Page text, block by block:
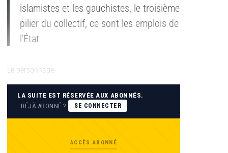
islamistes et les gauchistes, le troisième
pilier du collectif, ce sont les emplois de
l’État
Le personnage
LA SUITE EST RÉSERVÉE AUX ABONNÉS.
DÉJÀ ABONNÉ ?
SE CONNECTER
ACCÈS ABONNÉ